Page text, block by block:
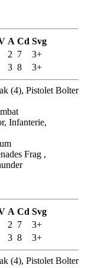
A Cd Svg
2 7
3+
3 8 3+
(4), Pistolet Bolter
Infanterie,
Frag ,
A Cd Svg
2 7
3+
3 8 3+
(4), Pistolet Bolter